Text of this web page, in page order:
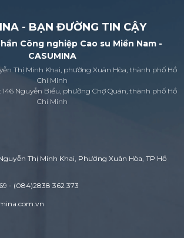
- BẠN ĐƯỜNG TIN CẬY
Công nghiệp Cao su Miền Nam -
CASUMINA
Thị Minh Khai, phường Xuân Hòa, thành phố Hồ
Chí Minh
Nguyễn Biểu, phường Chợ Quán, thành phố Hồ
Chí Minh
Thị Minh Khai, Phường Xuân Hòa, TP Hồ
- (084)2838 362 373